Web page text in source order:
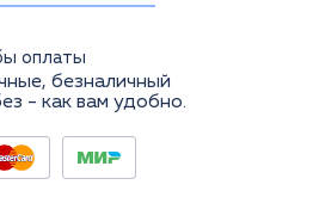
оплаты
безналичный
- как вам удобно.